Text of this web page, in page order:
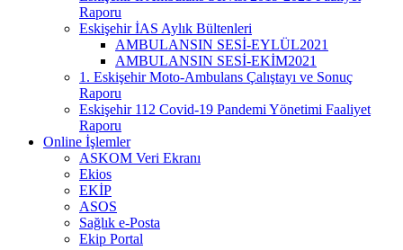
Raporu
Eskişehir İAS Aylık Bültenleri
AMBULANSIN SESİ-EYLÜL2021
AMBULANSIN SESİ-EKİM2021
1. Eskişehir Moto-Ambulans Çalıştayı ve Sonuç
Raporu
Eskişehir 112 Covid-19 Pandemi Yönetimi Faaliyet
Raporu
Online İşlemler
ASKOM Veri Ekranı
Ekios
EKİP
ASOS
Sağlık e-Posta
Ekip Portal